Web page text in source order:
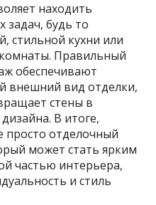
находить
задач, будь то
стильной кухни или
Правильный
обеспечивают
внешний вид отделки,
стены в
В итоге,
просто отделочный
может стать ярким
частью интерьера,
и стиль